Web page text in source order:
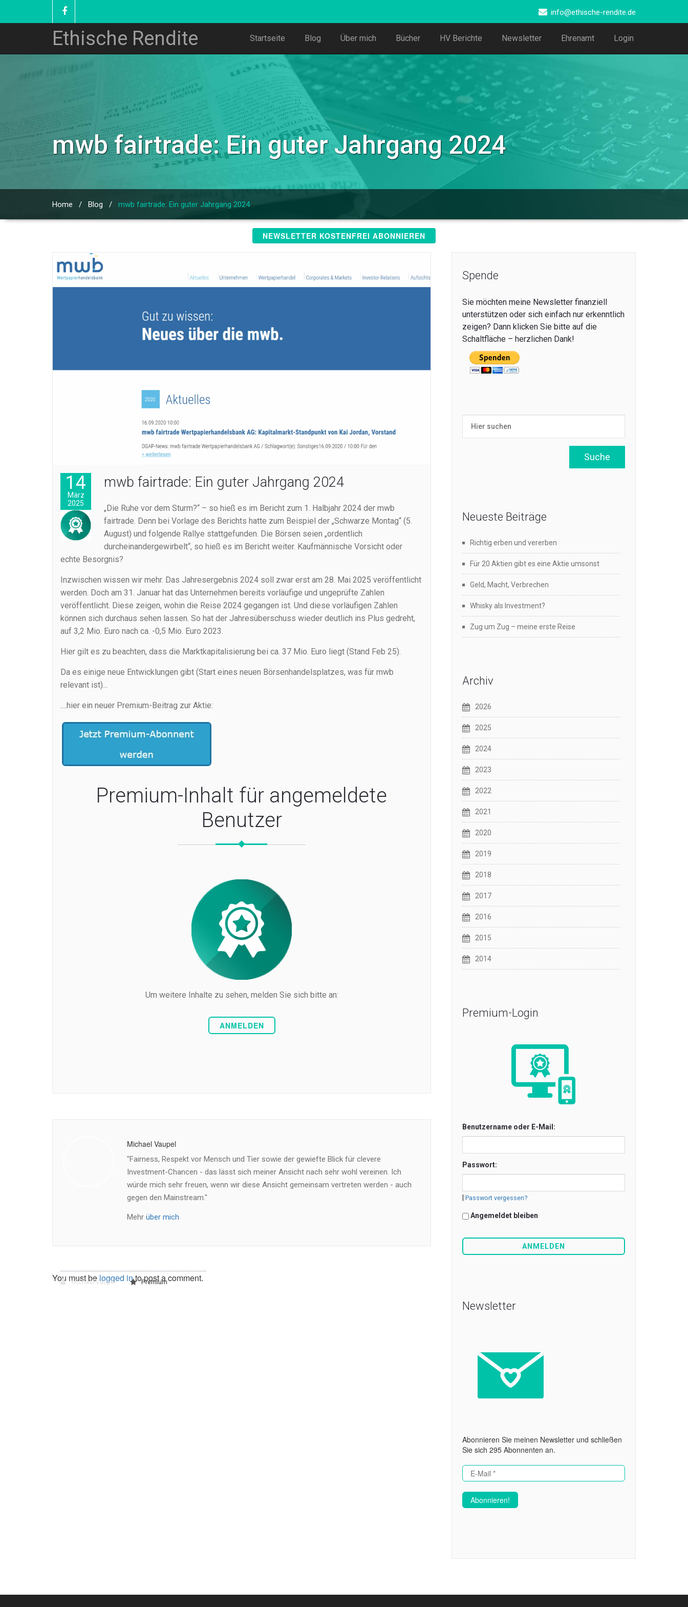
info@ethische-rendite.de
Ethische Rendite Startseite Blog Über mich Bücher HV Berichte Newsletter Ehrenamt Login
mwb fairtrade: Ein guter Jahrgang 2024
Home / Blog / mwb fairtrade: Ein guter Jahrgang 2024
NEWSLETTER KOSTENFREI ABONNIEREN
14
März
2025
mwb fairtrade: Ein guter Jahrgang 2024
„Die Ruhe vor dem Sturm?“ – so hieß es im Bericht zum 1. Halbjahr 2024 der mwb
fairtrade. Denn bei Vorlage des Berichts hatte zum Beispiel der „Schwarze Montag“ (5.
August) und folgende Rallye stattgefunden. Die Börsen seien „ordentlich
durcheinandergewirbelt“, so hieß es im Bericht weiter. Kaufmännische Vorsicht oder
echte Besorgnis?
Inzwischen wissen wir mehr. Das Jahresergebnis 2024 soll zwar erst am 28. Mai 2025 veröffentlicht
werden. Doch am 31. Januar hat das Unternehmen bereits vorläufige und ungeprüfte Zahlen
veröffentlicht. Diese zeigen, wohin die Reise 2024 gegangen ist. Und diese vorläufigen Zahlen
können sich durchaus sehen lassen. So hat der Jahresüberschuss wieder deutlich ins Plus gedreht,
auf 3,2 Mio. Euro nach ca. -0,5 Mio. Euro 2023.
Hier gilt es zu beachten, dass die Marktkapitalisierung bei ca. 37 Mio. Euro liegt (Stand Feb 25).
Da es einige neue Entwicklungen gibt (Start eines neuen Börsenhandelsplatzes, was für mwb
relevant ist)...
....hier ein neuer Premium-Beitrag zur Aktie:
Premium-Inhalt für angemeldete
Benutzer
Um weitere Inhalte zu sehen, melden Sie sich bitte an:
ANMELDEN
Michael Vaupel Premium
Michael Vaupel
"Fairness, Respekt vor Mensch und Tier sowie der gewiefte Blick für clevere
Investment-Chancen - das lässt sich meiner Ansicht nach sehr wohl vereinen. Ich
würde mich sehr freuen, wenn wir diese Ansicht gemeinsam vertreten werden - auch
gegen den Mainstream."
Mehr über mich
You must belogged into post a comment.
Spende
Sie möchten meine Newsletter finanziell
unterstützen oder sich einfach nur erkenntlich
zeigen? Dann klicken Sie bitte auf die
Schaltfläche – herzlichen Dank!
Neueste Beiträge
Richtig erben und vererben
Für 20 Aktien gibt es eine Aktie umsonst
Geld, Macht, Verbrechen
Whisky als Investment?
Zug um Zug – meine erste Reise
Archiv
2026
2025
2024
2023
2022
2021
2020
2019
2018
2017
2016
2015
2014
Premium-Login
Benutzername oder E-Mail:
Passwort:
Passwort vergessen?
Angemeldet bleiben
Newsletter
Abonnieren Sie meinen Newsletter und schließen
Sie sich 295 Abonnenten an.